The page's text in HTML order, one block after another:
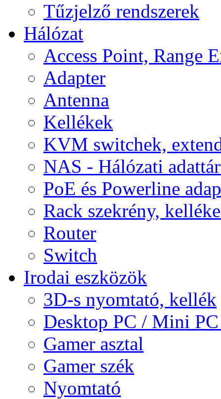
Tűzjelző rendszerek
Hálózat
Access Point, Range
Adapter
Antenna
Kellékek
KVM switchek,
NAS - Hálózati
PoE és Powerline
Rack szekrény,
Router
Switch
Irodai eszközök
3D-s nyomtató, kellék
Desktop PC / Mini
Gamer asztal
Gamer szék
Nyomtató